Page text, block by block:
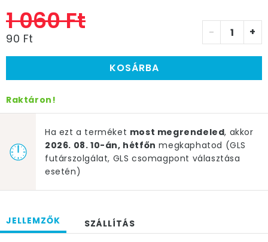
1 060 Ft
90 Ft - +
KOSÁRBA
Raktáron!
Ha ezt a terméket most megrendeled, akkor
2026. 08. 10-án, hétfőn megkaphatod (GLS
futárszolgálat, GLS csomagpont választása
esetén)
JELLEMZŐK SZÁLLÍTÁS